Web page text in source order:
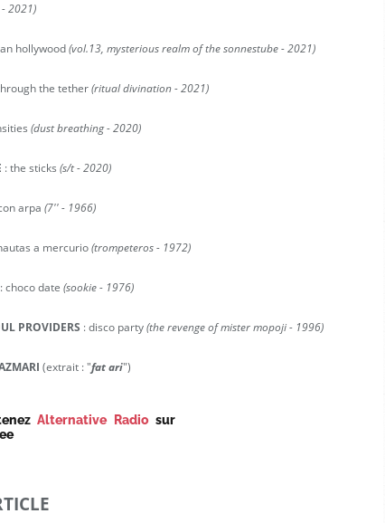
2021)
hollywood(vol.13, mysterious realm of the sonnestube - 2021)
the tether(ritual divination - 2021)
(dust breathing - 2020)
: the sticks (s/t - 2020)
arpa (7'' - 1966)
a mercurio(trompeteros - 1972)
: choco date (sookie - 1976)
PROVIDERS : disco party(the revenge of mister mopoji - 1996)
(extrait : "fat ari")
Alternative Radiosur